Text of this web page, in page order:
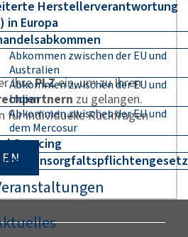
Herstellerverantwortung
in Europa
Abkommen zwischen der EU und
Australien
Abkommen zwischen der EU und
Indien
Abkommen zwischen der EU und
dem Mercosur
Sourcing
IhrePLZein, um zu Ihren
zu gelangen.
für individuelle Rückfragen